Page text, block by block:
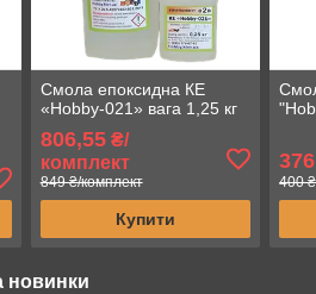
Смола епоксидна КЕ
«Hobby-021» вага 1,25 кг
806,55₴/
комплект
849 ₴/комплект
Купити
376
400
новинки